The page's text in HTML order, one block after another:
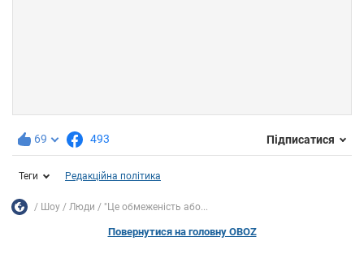
69 493 Підписатися
Теги Редакційна політика
Шоу Люди "Це обмеженість або...
Повернутися на головну OBOZ